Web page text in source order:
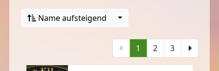
Name aufsteigend
1 2 3